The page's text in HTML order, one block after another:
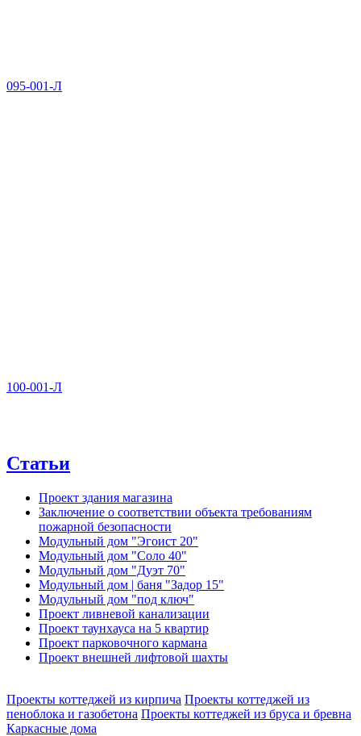
095-001-Л
100-001-Л
Статьи
Проект здания магазина
Заключение о соответствии объекта требованиям
пожарной безопасности
Модульный дом "Эгоист 20"
Модульный дом "Соло 40"
Модульный дом "Дуэт 70"
Модульный дом | баня "Задор 15"
Модульный дом "под ключ"
Проект ливневой канализации
Проект таунхауса на 5 квартир
Проект парковочного кармана
Проект внешней лифтовой шахты
Проекты коттеджей из кирпича Проекты коттеджей из
пеноблока и газобетона Проекты коттеджей из бруса и бревна
Каркасные дома